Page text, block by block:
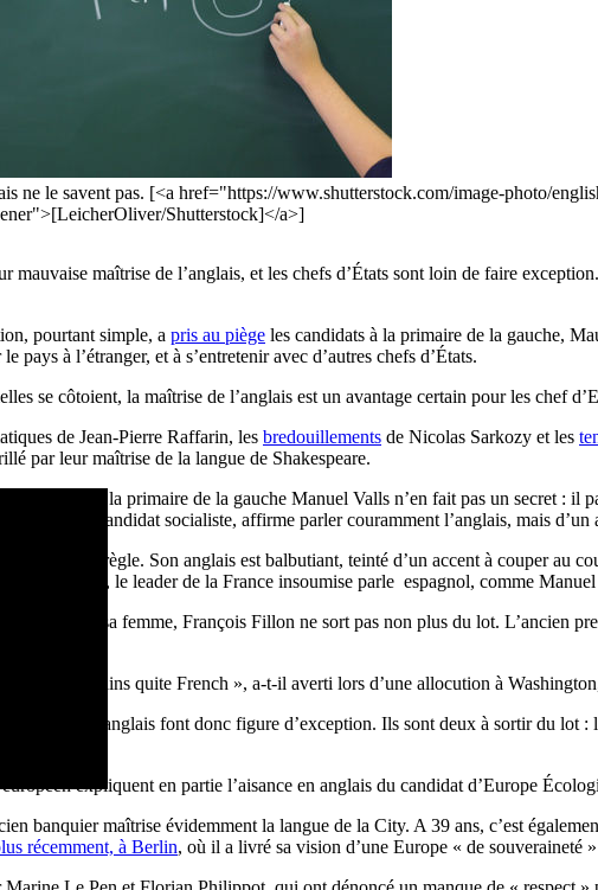
ne le savent pas. [<a href="https://www.shutterstock.com/image-photo/
Shutterstock]</a>]
mauvaise maîtrise de l’anglais, et les chefs d’États sont loin de faire
pourtant simple, a pris au piège les candidats à la primaire de la gauche,
pays à l’étranger, et à s’entretenir avec d’autres chefs d’États.
se côtoient, la maîtrise de l’anglais est un avantage certain pour les chef
de Jean-Pierre Raffarin, les bredouillements de Nicolas Sarkozy et les
par leur maîtrise de la langue de Shakespeare.
à la primaire de la gauche Manuel Valls n’en fait pas un secret : il
Hamon, le candidat socialiste, affirme parler couramment l’anglais, mais d’un
à la règle. Son anglais est balbutiant, teinté d’un accent à couper au
». Par contre, le leader de la France insoumise parle espagnol, comme
galloises de sa femme, François Fillon ne sort pas non plus du lot. L’ancien
English remains quite French », a-t-il averti lors d’une allocution à
bien anglais font donc figure d’exception. Ils sont deux à sortir du
expliquent en partie l’aisance en anglais du candidat d’Europe
banquier maîtrise évidemment la langue de la City. A 39 ans, c’est
récemment, à Berlin, où il a livré sa vision d’une Europe « de souveraineté